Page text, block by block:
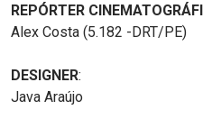
REPÓRTER
Alex Costa (5.182 -DRT/PE)
DESIGNER:
Java Araújo